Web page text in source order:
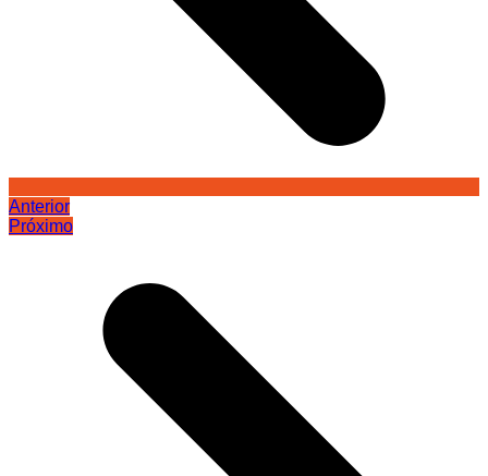
Anterior
Próximo